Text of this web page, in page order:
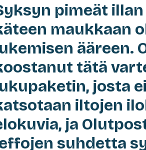
pimeät
maukkaan
ääreen.
tätä
josta
iltojen
ja
suhdetta